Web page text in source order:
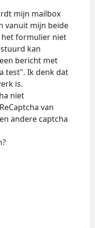
mijn mailbox
vanuit mijn beide
het formulier niet
kan
bericht met
test". Ik denk dat
is.
niet
van
andere captcha